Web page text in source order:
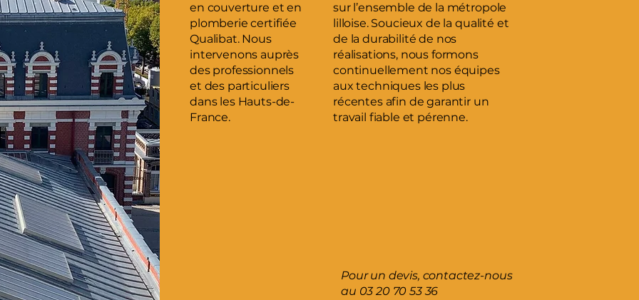
en couverture et en
plomberie certifiée
Qualibat. Nous
intervenons auprès
des professionnels
et des particuliers
dans les Hauts-de-
France.
sur l’ensemble de la métropole
lilloise. Soucieux de la qualité et
de la durabilité de nos
réalisations, nous formons
continuellement nos équipes
aux techniques les plus
récentes afin de garantir un
travail fiable et pérenne.
Pour un devis, contactez-nous
au 03 20 70 53 36